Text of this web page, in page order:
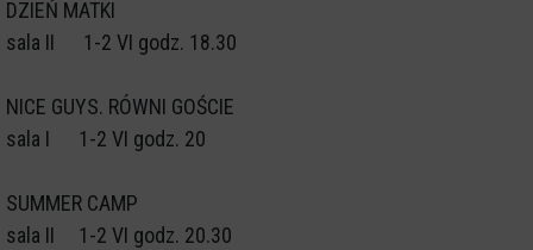
DZIEŃ MATKI
sala II 1-2 VI godz. 18.30
NICE GUYS. RÓWNI GOŚCIE
sala I 1-2 VI godz. 20
SUMMER CAMP
sala II 1-2 VI godz. 20.30